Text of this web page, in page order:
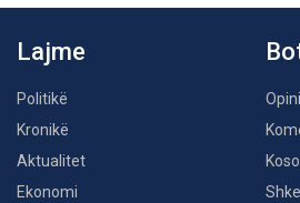
Lajme
Politikë
Kronikë
Aktualitet
Ekonomi